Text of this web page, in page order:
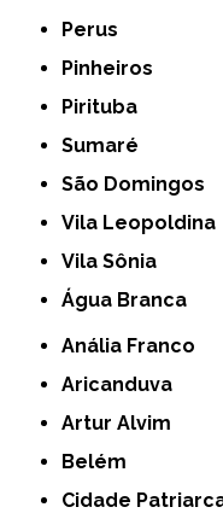
Perus
Pinheiros
Pirituba
Sumaré
São Domingos
Vila Leopoldina
Vila Sônia
Água Branca
Anália Franco
Aricanduva
Artur Alvim
Belém
Cidade